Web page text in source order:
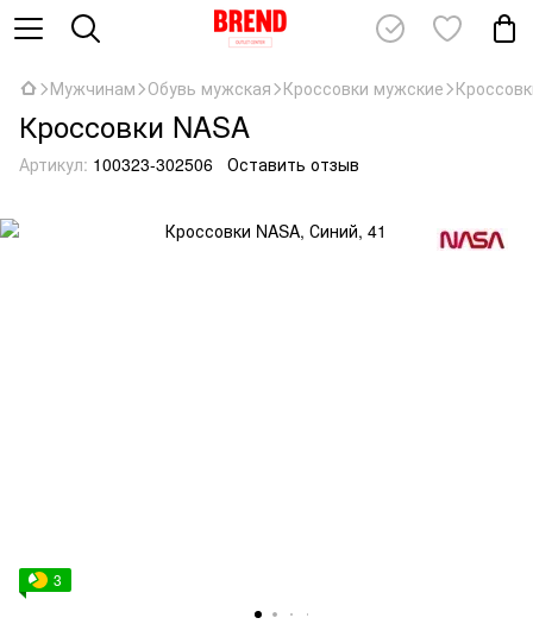
Мужчинам Обувь мужская Кроссовки мужские
Кроссовки NASA
Артикул: 100323-302506 Оставить отзыв
3